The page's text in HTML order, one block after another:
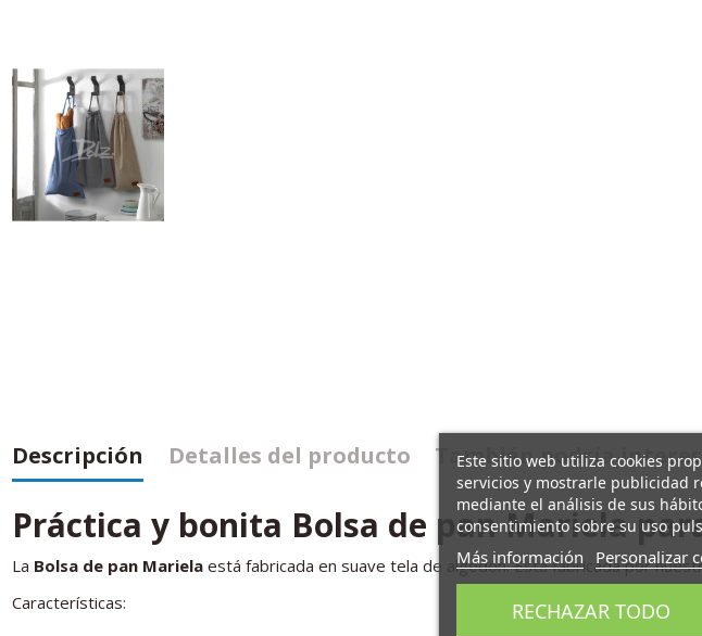
Descripción Detalles del producto También podría
Práctica y bonita Bolsa de pan Mariela
La Bolsa de pan Mariela está fabricada en suave tela de algodón. Está fabricada por
Características:
Este sitio web utiliza cookies
servicios y mostrarle publicidad
mediante el análisis de sus
consentimiento sobre su uso
Más información Personalizar
RECHAZAR TODO